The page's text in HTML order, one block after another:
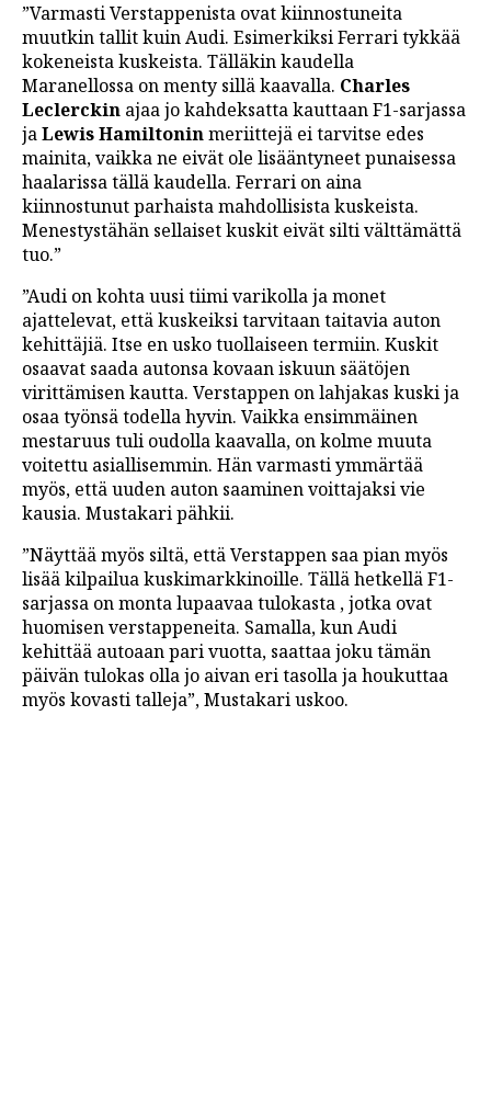
”Varmasti Verstappenista ovat kiinnostuneita
muutkin tallit kuin Audi. Esimerkiksi Ferrari tykkää
kokeneista kuskeista. Tälläkin kaudella
Maranellossa on menty sillä kaavalla. Charles
Leclerckin ajaa jo kahdeksatta kauttaan F1-sarjassa
jaLewis Hamiltoninmeriittejä ei tarvitse edes
mainita, vaikka ne eivät ole lisääntyneet punaisessa
haalarissa tällä kaudella. Ferrari on aina
kiinnostunut parhaista mahdollisista kuskeista.
Menestystähän sellaiset kuskit eivät silti välttämättä
tuo.”
”Audi on kohta uusi tiimi varikolla ja monet
ajattelevat, että kuskeiksi tarvitaan taitavia auton
kehittäjiä. Itse en usko tuollaiseen termiin. Kuskit
osaavat saada autonsa kovaan iskuun säätöjen
virittämisen kautta. Verstappen on lahjakas kuski ja
osaa työnsä todella hyvin. Vaikka ensimmäinen
mestaruus tuli oudolla kaavalla, on kolme muuta
voitettu asiallisemmin. Hän varmasti ymmärtää
myös, että uuden auton saaminen voittajaksi vie
kausia. Mustakari pähkii.
”Näyttää myös siltä, että Verstappen saa pian myös
lisää kilpailua kuskimarkkinoille. Tällä hetkellä F1-
sarjassa on monta lupaavaa tulokasta , jotka ovat
huomisen verstappeneita. Samalla, kun Audi
kehittää autoaan pari vuotta, saattaa joku tämän
päivän tulokas olla jo aivan eri tasolla ja houkuttaa
myös kovasti talleja”, Mustakari uskoo.